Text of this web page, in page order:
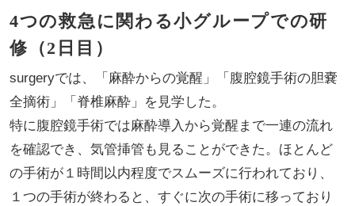
4つの救急に関わる小グループでの研
修（2日目）
surgeryでは、「麻酔からの覚醒」「腹腔鏡手術の胆嚢
全摘術」「脊椎麻酔」を見学した。
特に腹腔鏡手術では麻酔導入から覚醒まで一連の流れ
を確認でき、気管挿管も見ることができた。ほとんど
の手術が１時間以内程度でスムーズに行われており、
１つの手術が終わると、すぐに次の手術に移っており